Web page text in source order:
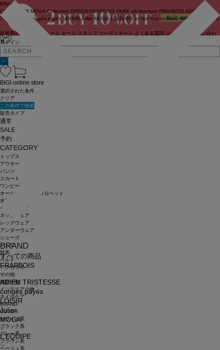
ログイン
BRAND
COUTURIER MOGA Collection GREEN FRAPBOIS PARK wb feerique FRAPBOIS ADIEU
TRISTESSE
congés payés LOISIR Julier MOGA L'EQUIPE endalence unbilanc BIGI online store
新着商品 ニュース セール スタッフ コーディネート よくある質問 ジャーナル
お問い合わ
せ
BRAND
すべての商品
FRAPBOIS
ADIEU TRISTESSE
congés payés
LOISIR
Julier
MOGA
L'EQUIPE
BIGI online store
選択された条件
クリア
この条件で検索
販売タイプ
通常
SALE
予約
CATEGORY
トップス
アウター
パンツ
スカート
ワンピース
オールインワン・サロペット
水着
ヘッドウェア
ネックウェア
レッグウェア
アンダーウェア
シューズ
バッグ
財布
ベルト
アクセサリ
その他
雑貨小物
インテリア小物
ネイルケア
BRAND
COLOR
ホワイト系
ブラック系
グレー系
ブラウン系
ベージュ系